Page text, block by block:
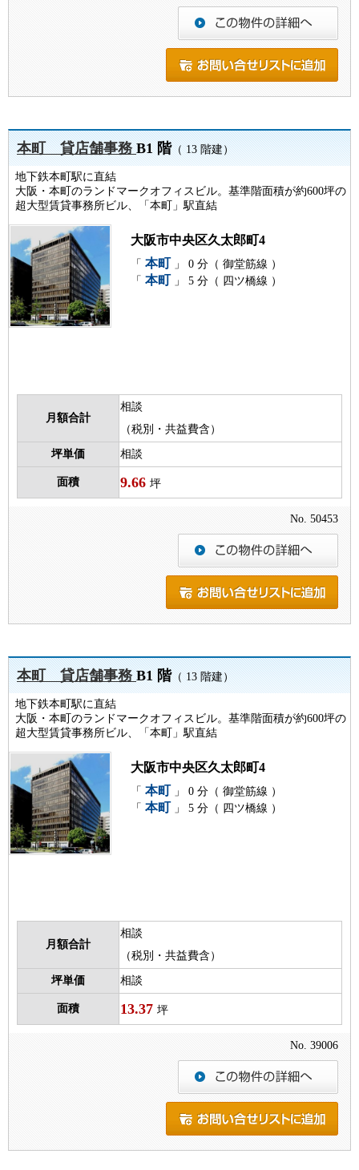
本町 貸店舗事務B1 階（ 13 階建）
地下鉄本町駅に直結
大阪・本町のランドマークオフィスビル。基準階面積が約600坪の
超大型賃貸事務所ビル、「本町」駅直結
大阪市中央区久太郎町4
「 本町 」 0 分（ 御堂筋線 ）
「 本町 」 5 分（ 四ツ橋線 ）
月額合計
相談
（税別・共益費含）
坪単価 相談
面積 9.66 坪
No. 50453
本町 貸店舗事務B1 階（ 13 階建）
地下鉄本町駅に直結
大阪・本町のランドマークオフィスビル。基準階面積が約600坪の
超大型賃貸事務所ビル、「本町」駅直結
大阪市中央区久太郎町4
「 本町 」 0 分（ 御堂筋線 ）
「 本町 」 5 分（ 四ツ橋線 ）
月額合計
相談
（税別・共益費含）
坪単価 相談
面積 13.37 坪
No. 39006